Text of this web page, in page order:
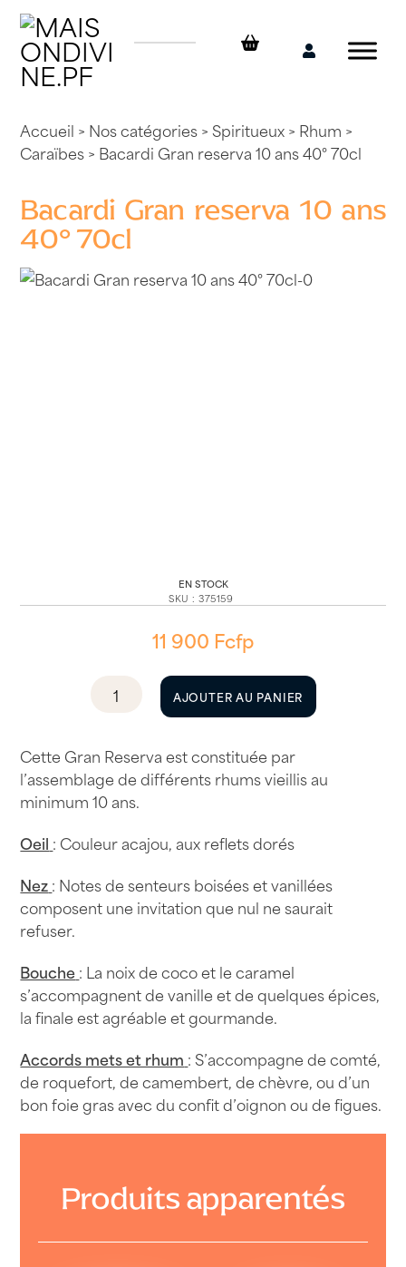
Skip
content
Mon
Accueil > Nos catégories>Spiritueux> Rhum >
Caraïbes> Bacardi Gran reserva 10 ans 40° 70cl
Bacardi Gran reserva 10 ans
40° 70cl
EN STOCK
SKU : 375159
11 900 Fcfp
quantité
Gran
reserva
10
40°
AJOUTER AU PANIER
Cette Gran Reserva est constituée par
l’assemblage de différents rhums vieillis au
minimum 10 ans.
Oeil : Couleur acajou, aux reflets dorés
Nez: Notes de senteurs boisées et vanillées
composent une invitation que nul ne saurait
refuser.
Bouche: La noix de coco et le caramel
s’accompagnent de vanille et de quelques épices,
la finale est agréable et gourmande.
Accords mets et rhum : S’accompagne de comté,
de roquefort, de camembert, de chèvre, ou d’un
bon foie gras avec du confit d’oignon ou de figues.
Produits apparentés